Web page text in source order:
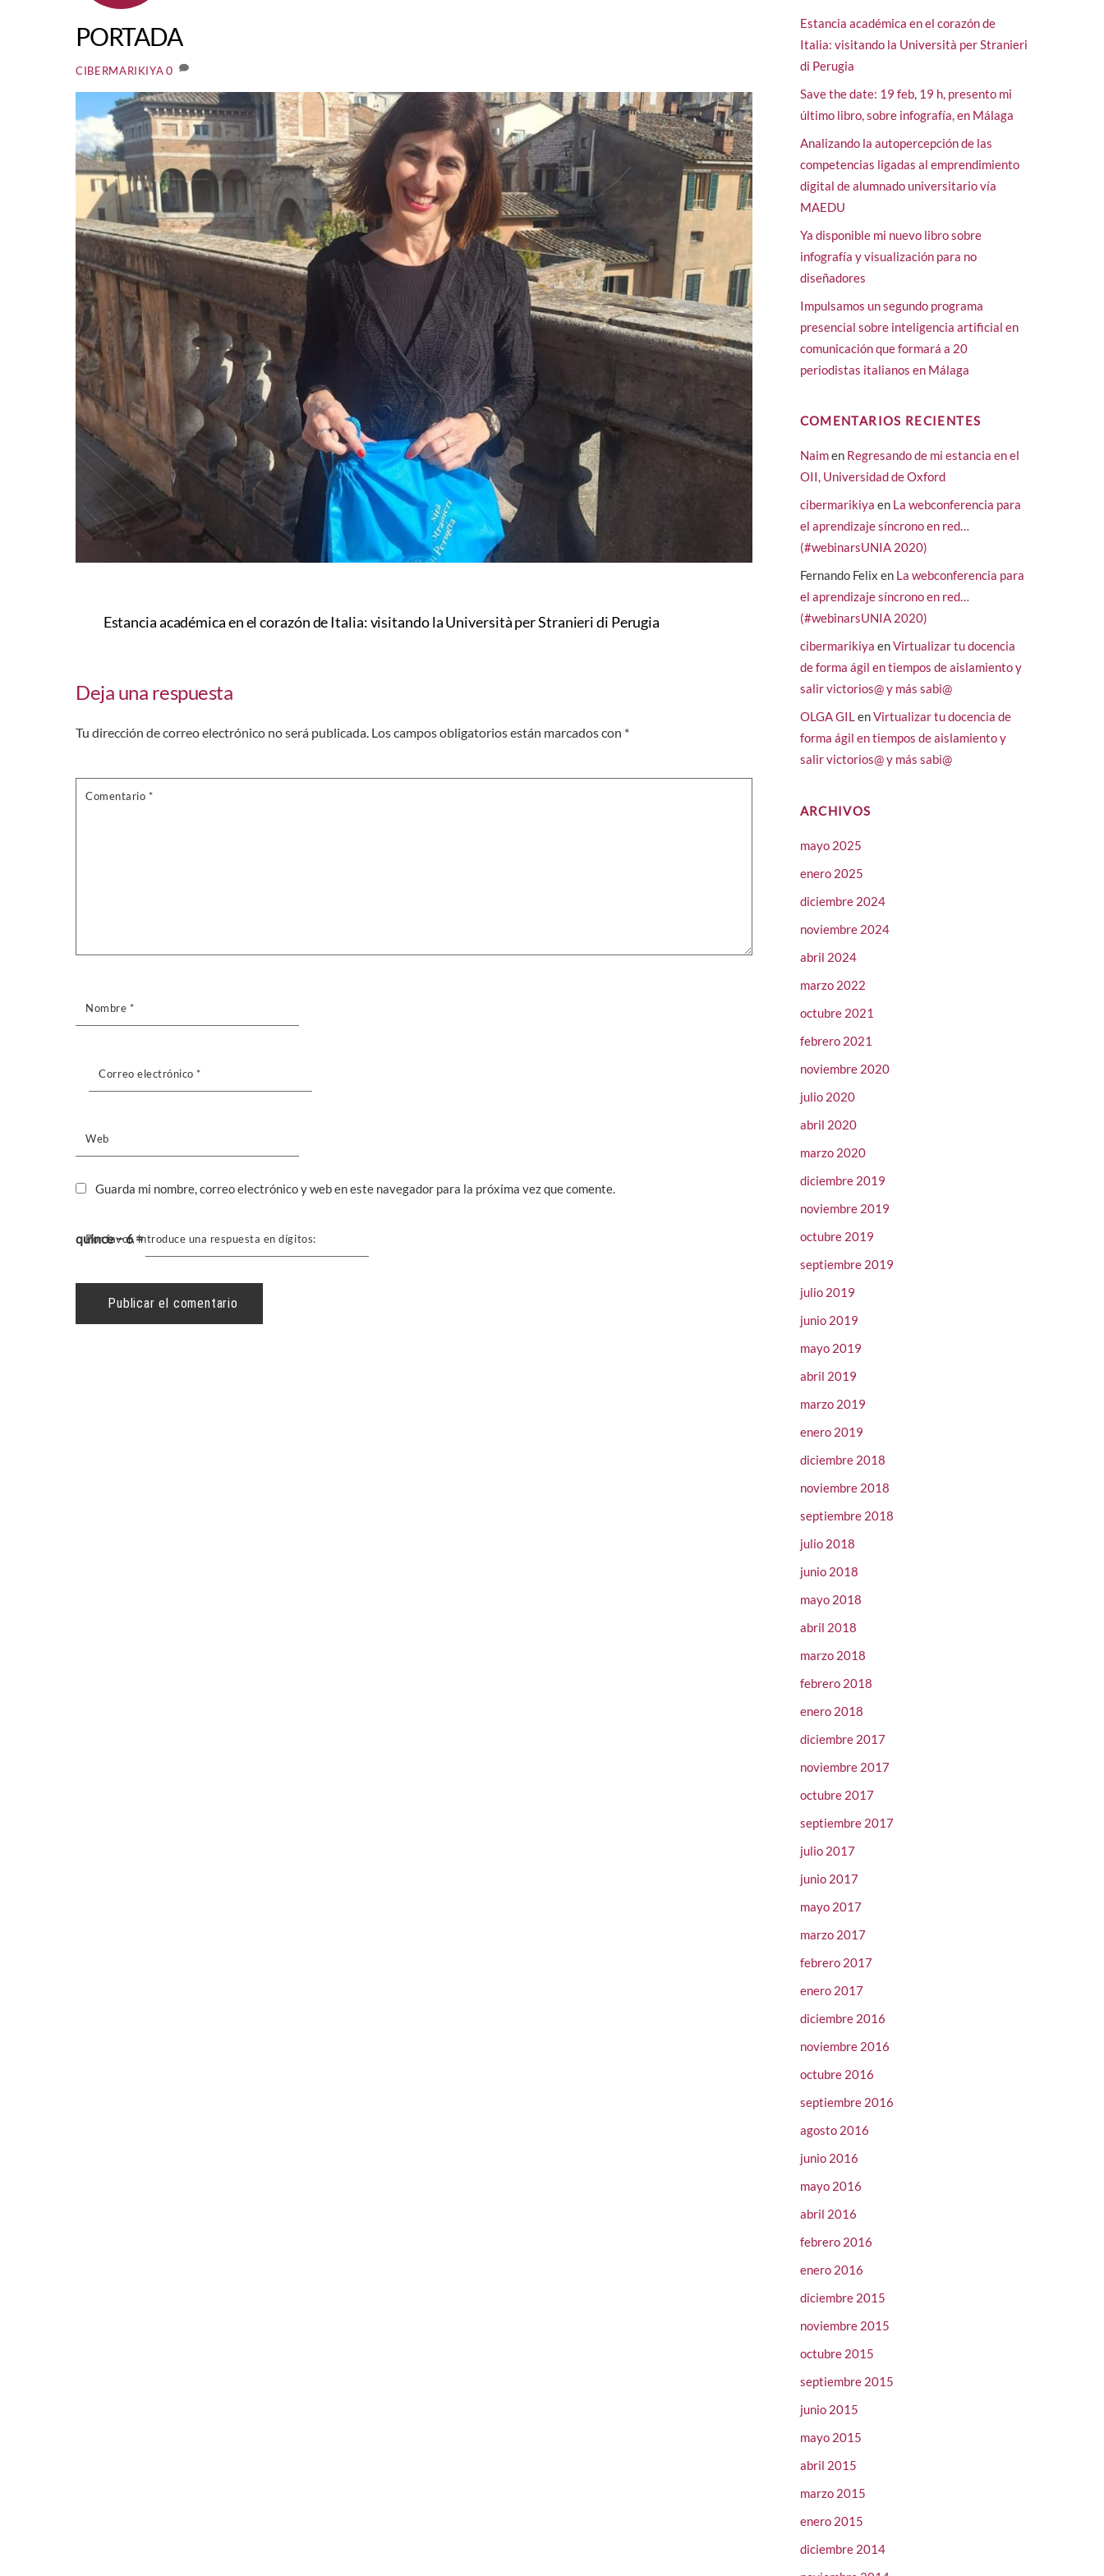
PORTADA
CIBERMARIKIYA 0
Estancia académica en el corazón de Italia: visitando la Università per Stranieri di Perugia
Deja una respuesta
Tu dirección de correo electrónico no será publicada. Los campos obligatorios están marcados con *
Comentario *
Nombre *
Correo electrónico *
Web
Guarda mi nombre, correo electrónico y web en este navegador para la próxima vez que comente.
Por favor, introduce una respuesta en dígitos:
quince − 6 =
Estancia académica en el corazón de
Italia: visitando la Università per Stranieri
di Perugia
Save the date: 19 feb, 19 h, presento mi
último libro, sobre infografía, en Málaga
Analizando la autopercepción de las
competencias ligadas al emprendimiento
digital de alumnado universitario vía
MAEDU
Ya disponible mi nuevo libro sobre
infografía y visualización para no
diseñadores
Impulsamos un segundo programa
presencial sobre inteligencia artificial en
comunicación que formará a 20
periodistas italianos en Málaga
COMENTARIOS RECIENTES
Naimen Regresando de mi estancia en el
OII, Universidad de Oxford
cibermarikiya en La webconferencia para
el aprendizaje síncrono en red…
(#webinarsUNIA 2020)
Fernando Felix en La webconferencia para
el aprendizaje síncrono en red…
(#webinarsUNIA 2020)
cibermarikiya enVirtualizar tu docencia
de forma ágil en tiempos de aislamiento y
salir victorios@ y más sabi@
OLGA GILenVirtualizar tu docencia de
forma ágil en tiempos de aislamiento y
salir victorios@ y más sabi@
ARCHIVOS
mayo 2025
enero 2025
diciembre 2024
noviembre 2024
abril 2024
marzo 2022
octubre 2021
febrero 2021
noviembre 2020
julio 2020
abril 2020
marzo 2020
diciembre 2019
noviembre 2019
octubre 2019
septiembre 2019
julio 2019
junio 2019
mayo 2019
abril 2019
marzo 2019
enero 2019
diciembre 2018
noviembre 2018
septiembre 2018
julio 2018
junio 2018
mayo 2018
abril 2018
marzo 2018
febrero 2018
enero 2018
diciembre 2017
noviembre 2017
octubre 2017
septiembre 2017
julio 2017
junio 2017
mayo 2017
marzo 2017
febrero 2017
enero 2017
diciembre 2016
noviembre 2016
octubre 2016
septiembre 2016
agosto 2016
junio 2016
mayo 2016
abril 2016
febrero 2016
enero 2016
diciembre 2015
noviembre 2015
octubre 2015
septiembre 2015
junio 2015
mayo 2015
abril 2015
marzo 2015
enero 2015
diciembre 2014